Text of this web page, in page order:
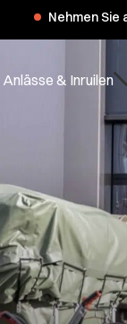
Sommerferien
Anlässe & Inruilen